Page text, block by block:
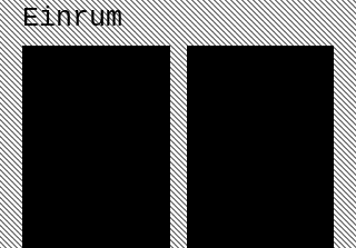
Einrum
Einrum Lamb 2